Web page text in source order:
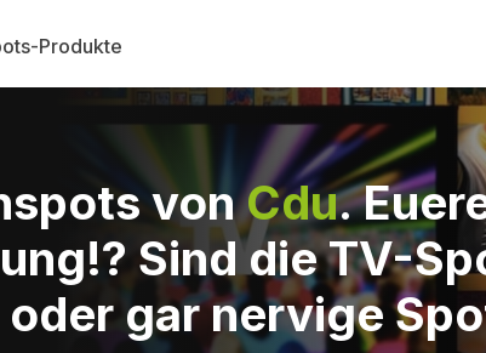
Produkte
vonCdu.
Sind die TV-
gar nervige